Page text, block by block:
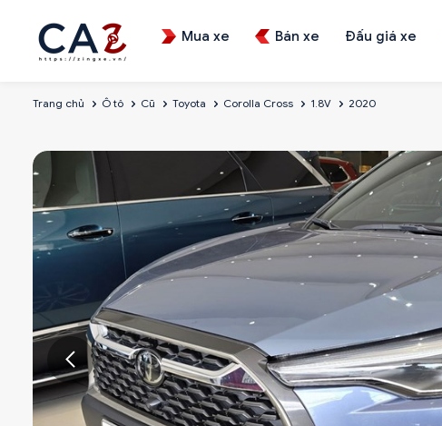
Mua xe Bán xe Đấu giá xe
Trang chủ Ô tô Cũ Toyota Corolla Cross 1.8V 2020